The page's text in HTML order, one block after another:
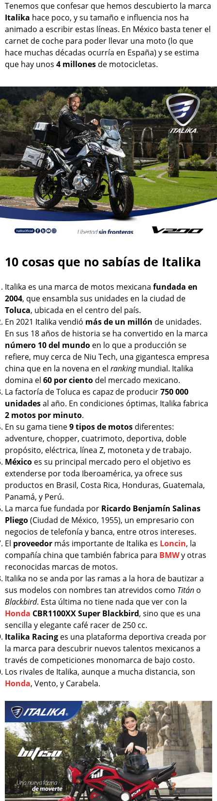
Tenemos que confesar que hemos descubierto la marca
Italika hace poco, y su tamaño e influencia nos ha
animado a escribir estas líneas. En México basta tener el
carnet de coche para poder llevar una moto (lo que
hace muchas décadas ocurría en España) y se estima
que hay unos 4 millones de motocicletas.
10 cosas que no sabías de Italika
Italika es una marca de motos mexicana fundada en
2004, que ensambla sus unidades en la ciudad de
Toluca, ubicada en el centro del país.
En 2021 Italika vendió más de un millón de unidades.
En sus 18 años de historia se ha convertido en la marca
número 10 del mundo en lo que a producción se
refiere, muy cerca de Niu Tech, una gigantesca empresa
china que en la novena en el rankingmundial. Italika
domina el 60 por ciento del mercado mexicano.
La factoría de Toluca es capaz de producir750 000
unidadesal año. En condiciones óptimas, Italika fabrica
2 motos por minuto.
En su gama tiene9 tipos de motos diferentes:
adventure, chopper, cuatrimoto, deportiva, doble
propósito, eléctrica, línea Z, motoneta y de trabajo.
México es su principal mercado pero el objetivo es
extenderse por toda Iberoamérica, ya ofrece sus
productos en Brasil, Costa Rica, Honduras, Guatemala,
Panamá, y Perú.
La marca fue fundada por Ricardo Benjamín Salinas
Pliego(Ciudad de México, 1955), un empresario con
negocios de telefonía y banca, entre otros intereses.
El proveedor más importante de Italika es Loncin, la
compañía china que también fabrica para BMWy otras
reconocidas marcas de motos.
Italika no se anda por las ramas a la hora de bautizar a
sus modelos con nombres tan atrevidos como Titán o
Blackbird. Esta última no tiene nada que ver con la
Honda CBR1100XX Super Blackbird, sino que es una
sencilla y elegante café racer de 250 cc.
Italika Racing es una plataforma deportiva creada por
la marca para descubrir nuevos talentos mexicanos a
través de competiciones monomarca de bajo costo.
Los rivales de Italika, aunque a mucha distancia, son
Honda, Vento, y Carabela.